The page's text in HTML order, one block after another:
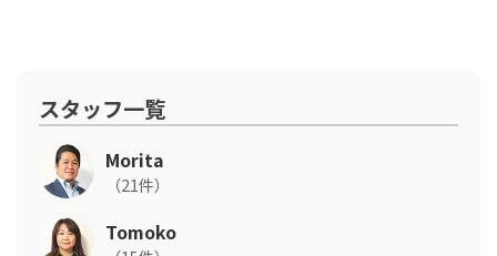
スタッフ一覧
Morita
（21件）
Tomoko